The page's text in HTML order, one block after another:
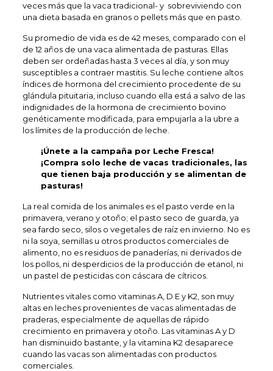
veces más que la vaca tradicional- y sobreviviendo con
una dieta basada en granos o pellets más que en pasto.
Su promedio de vida es de 42 meses, comparado con el
de 12 años de una vaca alimentada de pasturas. Ellas
deben ser ordeñadas hasta 3 veces al día, y son muy
susceptibles a contraer mastitis. Su leche contiene altos
índices de hormona del crecimiento procedente de su
glándula pituitaria, incluso cuando ella está a salvo de las
indignidades de la hormona de crecimiento bovino
genéticamente modificada, para empujarla a la ubre a
los límites de la producción de leche.
¡Únete a la campaña por Leche Fresca!
¡Compra solo leche de vacas tradicionales, las
que tienen baja producción y se alimentan de
pasturas!
La real comida de los animales es el pasto verde en la
primavera, verano y otoño; el pasto seco de guarda, ya
sea fardo seco, silos o vegetales de raíz en invierno. No es
ni la soya, semillas u otros productos comerciales de
alimento, no es residuos de panaderías, ni derivados de
los pollos, ni desperdicios de la producción de etanol, ni
un pastel de pesticidas con cáscara de cítricos.
Nutrientes vitales como vitaminas A, D E y K2, son muy
altas en leches provenientes de vacas alimentadas de
praderas, especialmente de aquellas de rápido
crecimiento en primavera y otoño. Las vitaminas A y D
han disminuido bastante, y la vitamina K2 desaparece
cuando las vacas son alimentadas con productos
comerciales.